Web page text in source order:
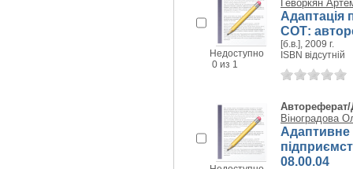
Недоступно
0 из 1
Геворкян
Адаптація
СОТ:
[б.в.], 2009 г.
ISBN відсутній
Автореферат/
Віноградова
08.00.04